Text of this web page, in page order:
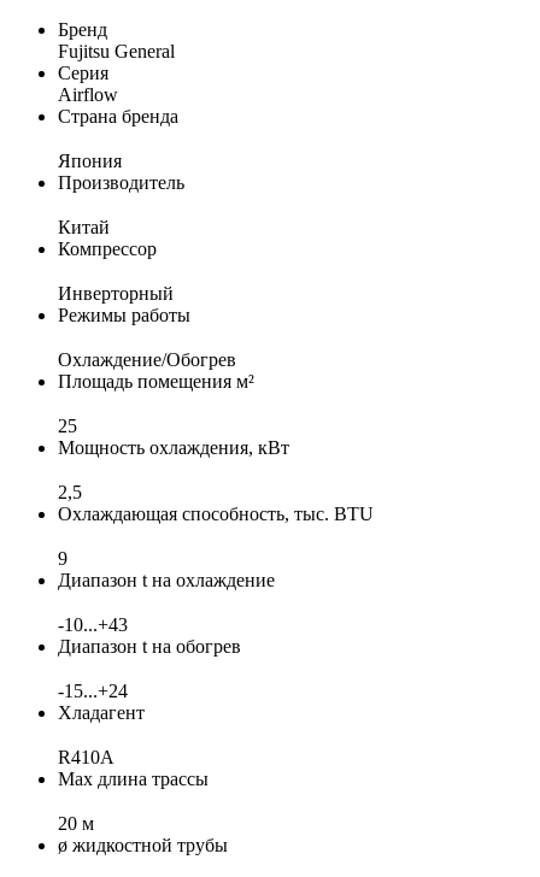
Бренд
Fujitsu General
Серия
Airflow
Страна бренда
Япония
Производитель
Китай
Компрессор
Инверторный
Режимы работы
Охлаждение/Обогрев
Площадь помещения м²
25
Мощность охлаждения, кВт
2,5
Охлаждающая способность, тыс. BTU
9
Диапазон t на охлаждение
-10...+43
Диапазон t на обогрев
-15...+24
Хладагент
R410A
Max длина трассы
20 м
ø жидкостной трубы